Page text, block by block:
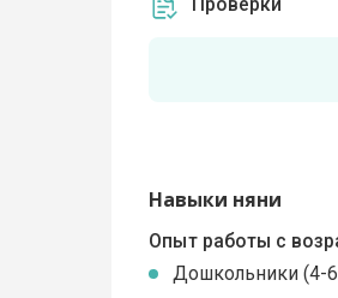
Проверки
Навыки няни
Опыт работы с
Дошкольники (4-6